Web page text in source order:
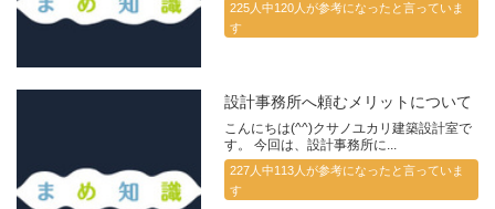
225人中120人が参考になったと言っていま
す
設計事務所へ頼むメリットについて
こんにちは(^^)クサノユカリ建築設計室で
す。 今回は、設計事務所に...
227人中113人が参考になったと言っていま
す